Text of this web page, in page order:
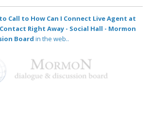
Call to How Can I Connect Live Agent at
Right Away - Social Hall - Mormon
Board in the web..